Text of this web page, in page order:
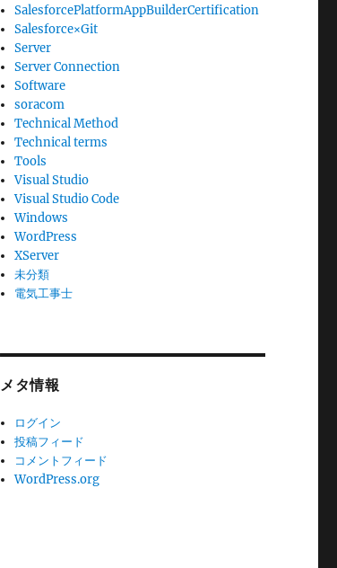
SalesforcePlatformAppBuilderCertification
Salesforce×Git
Server
Server Connection
Software
soracom
Technical Method
Technical terms
Tools
Visual Studio
Visual Studio Code
Windows
WordPress
XServer
未分類
電気工事士
メタ情報
ログイン
投稿フィード
コメントフィード
WordPress.org